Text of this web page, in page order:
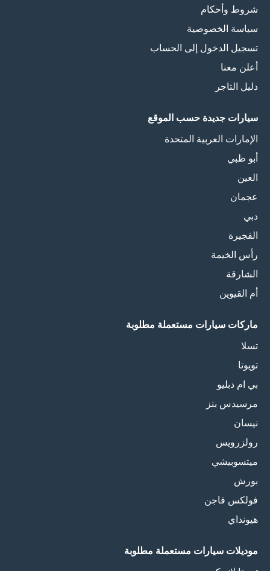
شروط وأحكام
سياسة الخصوصية
تسجيل الدخول إلى الحساب
أعلن معنا
دليل التاجر
سيارات جديدة حسب الموقع
الإمارات العربية المتحدة
أبو ظبي
العين
عجمان
دبي
الفجيرة
رأس الخيمة
الشارقة
أم القيوين
ماركات سيارات مستعملة مطلوبة
تسلا
تويوتا
بي ام دبليو
مرسيدس بنز
نيسان
رولزرويس
ميتسوبيشي
بورش
فولكس فاجن
هيونداي
موديلات سيارات مستعملة مطلوبة